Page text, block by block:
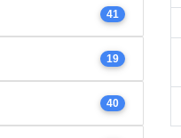
41
19
40